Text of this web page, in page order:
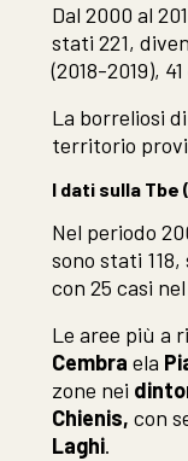
Dal 2000 al
stati 221,
(2018-2019),
La borreliosi
territorio
I dati sulla
Nel periodo
sono stati 118,
con 25 casi nel
Le aree più a
Cembraela
zone nei
Chienis,con
Laghi.